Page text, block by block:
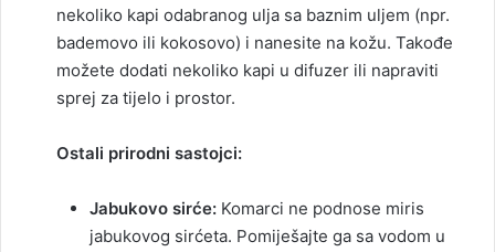
nekoliko kapi odabranog ulja sa baznim uljem (npr.
bademovo ili kokosovo) i nanesite na kožu. Takođe
možete dodati nekoliko kapi u difuzer ili napraviti
sprej za tijelo i prostor.
Ostali prirodni sastojci:
Jabukovo sirće: Komarci ne podnose miris
jabukovog sirćeta. Pomiješajte ga sa vodom u